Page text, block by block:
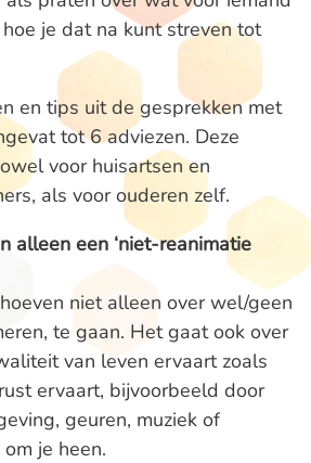
je dat na kunt streven tot
en tips uit de gesprekken met
tot 6 adviezen. Deze
voor huisartsen en
als voor ouderen zelf.
alleen een ‘niet-reanimatie
niet alleen over wel/geen
te gaan. Het gaat ook over
van leven ervaart zoals
ervaart, bijvoorbeeld door
geuren, muziek of
je heen.